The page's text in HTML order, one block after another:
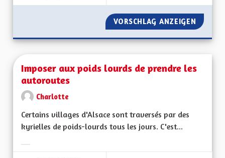
VORSCHLAG ANZEIGEN
Imposer aux poids lourds de prendre les
autoroutes
Charlotte
Certains villages d'Alsace sont traversés par des
kyrielles de poids-lourds tous les jours. C'est...